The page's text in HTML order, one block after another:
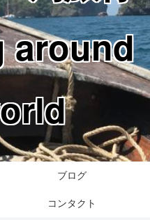
around
ブログ
コンタクト